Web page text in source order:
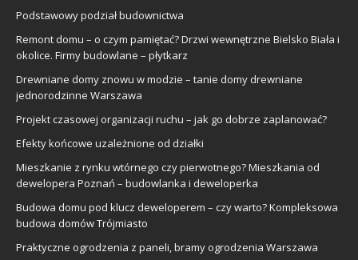
Podstawowy podział budownictwa
Remont domu – o czym pamiętać? Drzwi wewnętrzne Bielsko Biała i
okolice. Firmy budowlane – płytkarz
Drewniane domy znowu w modzie – tanie domy drewniane
jednorodzinne Warszawa
Projekt czasowej organizacji ruchu – jak go dobrze zaplanować?
Efekty końcowe uzależnione od działki
Mieszkanie z rynku wtórnego czy pierwotnego? Mieszkania od
dewelopera Poznań – budowlanka i deweloperka
Budowa domu pod klucz deweloperem – czy warto? Kompleksowa
budowa domów Trójmiasto
Praktyczne ogrodzenia z paneli, bramy ogrodzenia Warszawa